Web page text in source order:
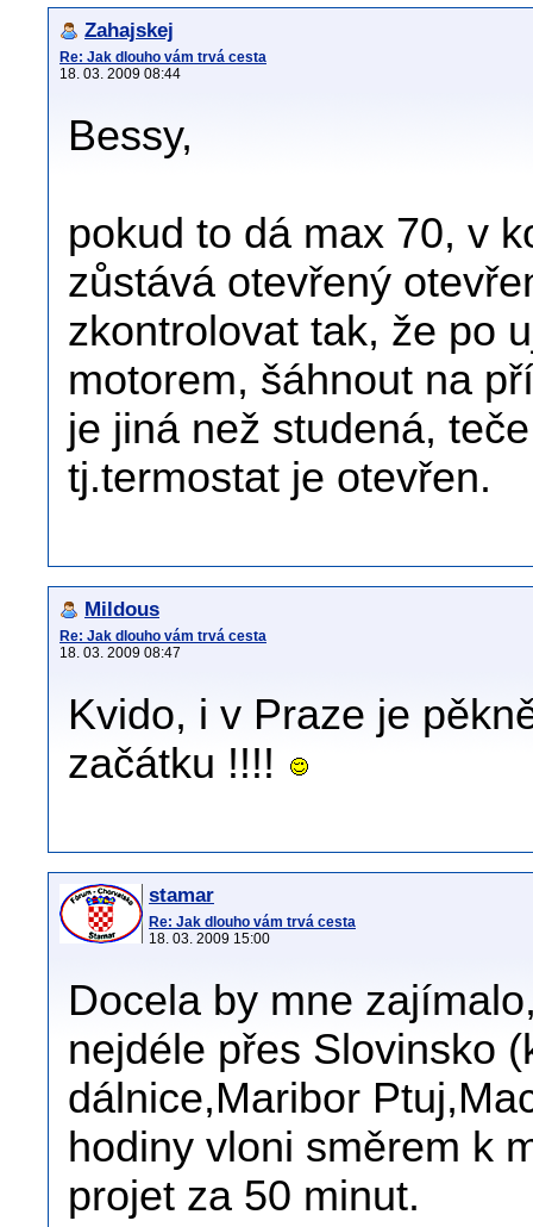
Zahajskej
Re: Jak dlouho vám trvá cesta
18. 03. 2009 08:44
Bessy,
pokud to dá max 70, v
zůstává otevřený
zkontrolovat tak, že po
motorem, šáhnout na
je jiná než studená,
tj.termostat je otevřen.
Mildous
Re: Jak dlouho vám trvá cesta
18. 03. 2009 08:47
Kvido, i v Praze je
začátku !!!!
stamar
Re: Jak dlouho vám trvá cesta
18. 03. 2009 15:00
Docela by mne
nejdéle přes Slovinsko
dálnice,Maribor
hodiny vloni směrem k
projet za 50 minut.